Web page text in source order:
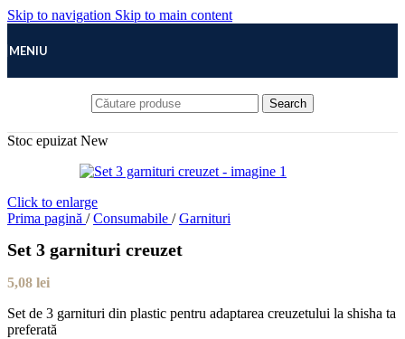
Skip to navigation Skip to main content
MENIU
Search
Stoc epuizat New
Click to enlarge
Prima pagină / Consumabile / Garnituri
Set 3 garnituri creuzet
5,08 lei
Set de 3 garnituri din plastic pentru adaptarea creuzetului la shisha ta
preferată